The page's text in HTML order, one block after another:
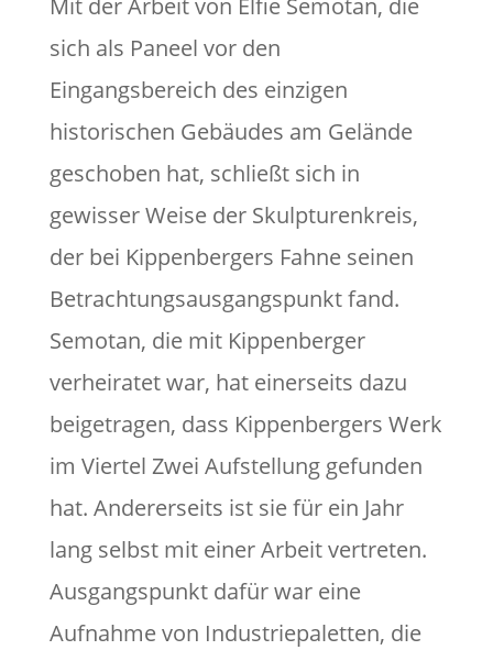
Mit der Arbeit von Elfie Semotan, die
sich als Paneel vor den
Eingangsbereich des einzigen
historischen Gebäudes am Gelände
geschoben hat, schließt sich in
gewisser Weise der Skulpturenkreis,
der bei Kippenbergers Fahne seinen
Betrachtungsausgangspunkt fand.
Semotan, die mit Kippenberger
verheiratet war, hat einerseits dazu
beigetragen, dass Kippenbergers Werk
im Viertel Zwei Aufstellung gefunden
hat. Andererseits ist sie für ein Jahr
lang selbst mit einer Arbeit vertreten.
Ausgangspunkt dafür war eine
Aufnahme von Industriepaletten, die